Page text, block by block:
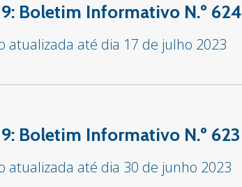
Boletim Informativo N.º 624
atualizada até dia 17 de julho 2023
Boletim Informativo N.º 623
atualizada até dia 30 de junho 2023